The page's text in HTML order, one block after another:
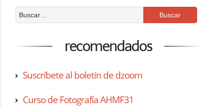
recomendados
Suscríbete al boletín de dzoom
Curso de Fotografía AHMF31